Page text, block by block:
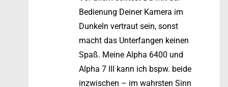
Bedienung Deiner Kamera im
Dunkeln vertraut sein, sonst
macht das Unterfangen keinen
Spaß. Meine Alpha 6400 und
Alpha 7 III kann ich bspw. beide
inzwischen – im wahrsten Sinn